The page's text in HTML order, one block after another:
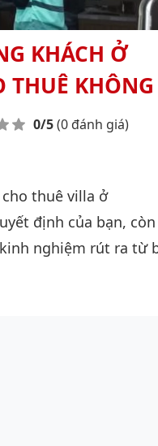
KHÁCH Ở
THUÊ KHÔNG
giá 0/5(0 đánh giá)
thuê villa ở
định của bạn, còn
nghiệm rút ra từ